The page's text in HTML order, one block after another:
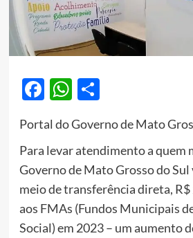
Facebook
WhatsApp
Share
Portal do Governo de Mato
Para levar atendimento a quem
Governo de Mato Grosso do Sul
meio de transferência direta,
aos FMAs (Fundos Municipais
Social) em 2023 – um aumento